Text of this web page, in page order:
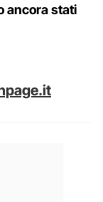
ancora stati